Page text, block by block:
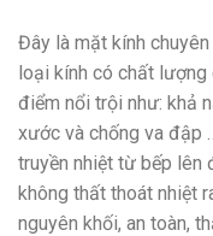
Đây là mặt kính
loại kính có chất lượng
điểm nổi trội như: khả
xước và chống va đập
truyền nhiệt từ bếp lên
không thất thoát nhiệt
nguyên khối, an toàn,